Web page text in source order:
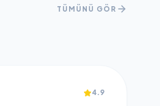
TÜMÜNÜ GÖR
4.9